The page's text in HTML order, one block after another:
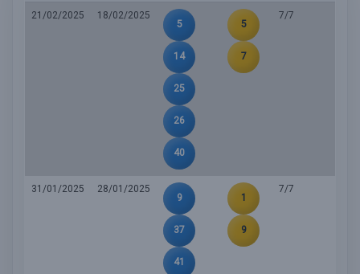
21/02/2025
18/02/2025
5
14
25
26
40
5
7
7/7
31/01/2025
28/01/2025
9
37
41
1
9
7/7